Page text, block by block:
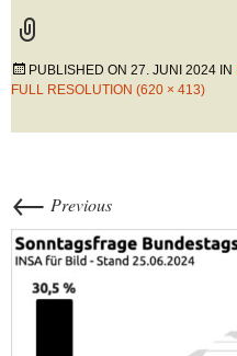
PUBLISHED ON 27. JUNI 2024 IN
FULL RESOLUTION (620 × 413)
← Previous